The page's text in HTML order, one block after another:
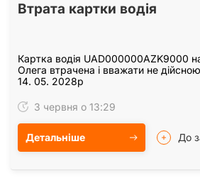
Втрата картки водія
Картка водія UAD000000AZK9000
Олега втрачена і вважати не
14. 05. 2028р
3 червня о 13:29
Детальніше До